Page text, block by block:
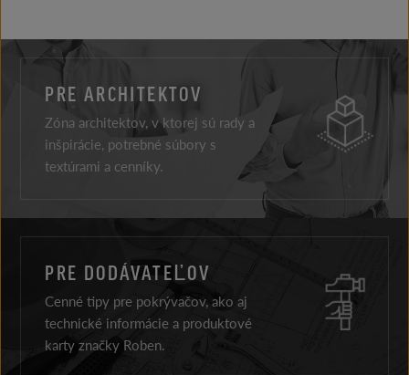
PRE ARCHITEKTOV
Zóna architektov, v ktorej sú rady a
inšpirácie, potrebné súbory s
textúrami a cenníky.
PRE DODÁVATEĽOV
Cenné tipy pre pokrývačov, ako aj
technické informácie a produktové
karty značky Roben.